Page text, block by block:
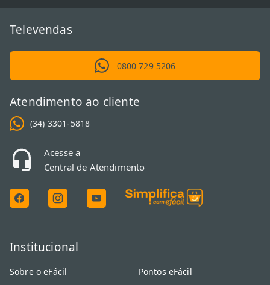
Televendas
0800 729 5206
Atendimento ao cliente
(34) 3301-5818
Acesse a
Central de Atendimento
Institucional
Sobre o eFácil
Pontos eFácil